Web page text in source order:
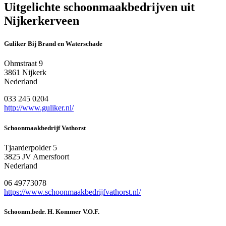
Uitgelichte schoonmaakbedrijven uit
Nijkerkerveen
Guliker Bij Brand en Waterschade
Ohmstraat 9
3861 Nijkerk
Nederland
033 245 0204
http://www.guliker.nl/
Schoonmaakbedrijf Vathorst
Tjaarderpolder 5
3825 JV Amersfoort
Nederland
06 49773078
https://www.schoonmaakbedrijfvathorst.nl/
Schoonm.bedr. H. Kommer V.O.F.